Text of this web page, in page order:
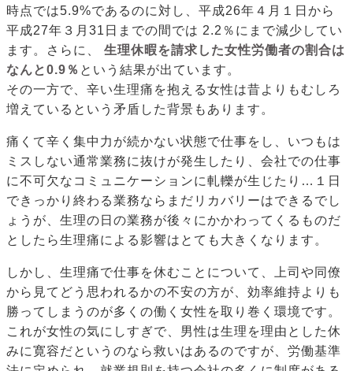
時点では5.9%であるのに対し、平成26年４月１日から
平成27年３月31日までの間では 2.2％にまで減少してい
ます。さらに、
生理休暇を請求した女性労働者の割合は
なんと0.9％ という結果が出ています。
その一方で、辛い生理痛を抱える女性は昔よりもむしろ
増えているという矛盾した背景もあります。
痛くて辛く集中力が続かない状態で仕事をし、いつもは
ミスしない通常業務に抜けが発生したり、会社での仕事
に不可欠なコミュニケーションに軋轢が生じたり…１日
できっかり終わる業務ならまだリカバリーはできるでし
ょうが、生理の日の業務が後々にかかわってくるものだ
としたら生理痛による影響はとても大きくなります。
しかし、生理痛で仕事を休むことについて、上司や同僚
から見てどう思われるかの不安の方が、効率維持よりも
勝ってしまうのが多くの働く女性を取り巻く環境です。
これが女性の気にしすぎで、男性は生理を理由とした休
みに寛容だというのなら救いはあるのですが、労働基準